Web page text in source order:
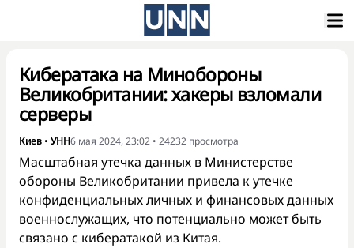
Кибератака на Минобороны
Великобритании: хакеры взломали
серверы
Киев • УНН6 мая 2024, 23:02 • 24232 просмотра
Масштабная утечка данных в Министерстве
обороны Великобритании привела к утечке
конфиденциальных личных и финансовых данных
военнослужащих, что потенциально может быть
связано с кибератакой из Китая.